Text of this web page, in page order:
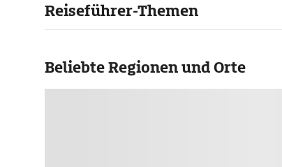
Reiseführer-Themen
Beliebte Regionen und Orte